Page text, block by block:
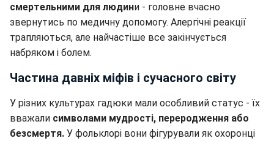
смертельними для людини - головне вчасно
звернутись по медичну допомогу. Алергічні реакції
трапляються, але найчастіше все закінчується
набряком і болем.
Частина давніх міфів і сучасного світу
У різних культурах гадюки мали особливий статус - їх
вважали символами мудрості, переродження або
безсмертя. У фольклорі вони фігурували як охоронці